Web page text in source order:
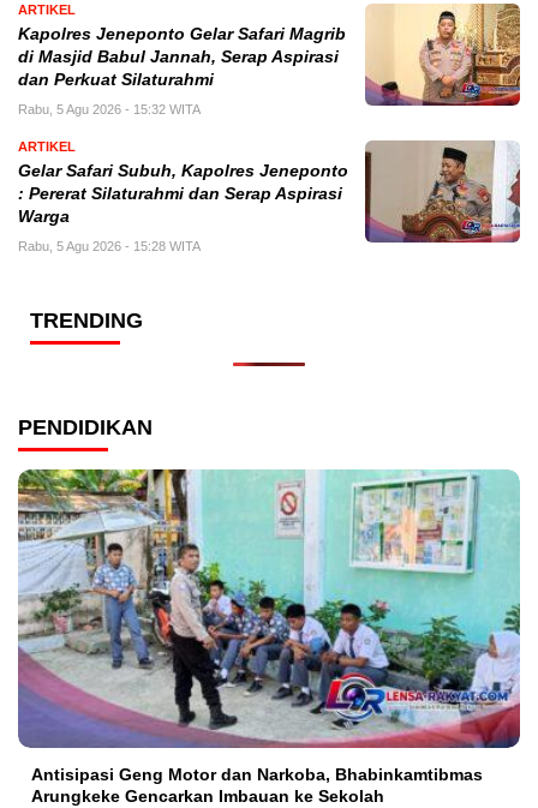
ARTIKEL
Kapolres Jeneponto Gelar Safari Magrib
di Masjid Babul Jannah, Serap Aspirasi
dan Perkuat Silaturahmi
Rabu, 5 Agu 2026 - 15:32 WITA
ARTIKEL
Gelar Safari Subuh, Kapolres Jeneponto
: Pererat Silaturahmi dan Serap Aspirasi
Warga
Rabu, 5 Agu 2026 - 15:28 WITA
TRENDING
PENDIDIKAN
Antisipasi Geng Motor dan Narkoba, Bhabinkamtibmas
Arungkeke Gencarkan Imbauan ke Sekolah